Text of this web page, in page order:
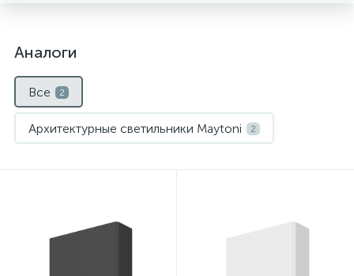
Аналоги
Все 2
Архитектурные светильники Maytoni 2